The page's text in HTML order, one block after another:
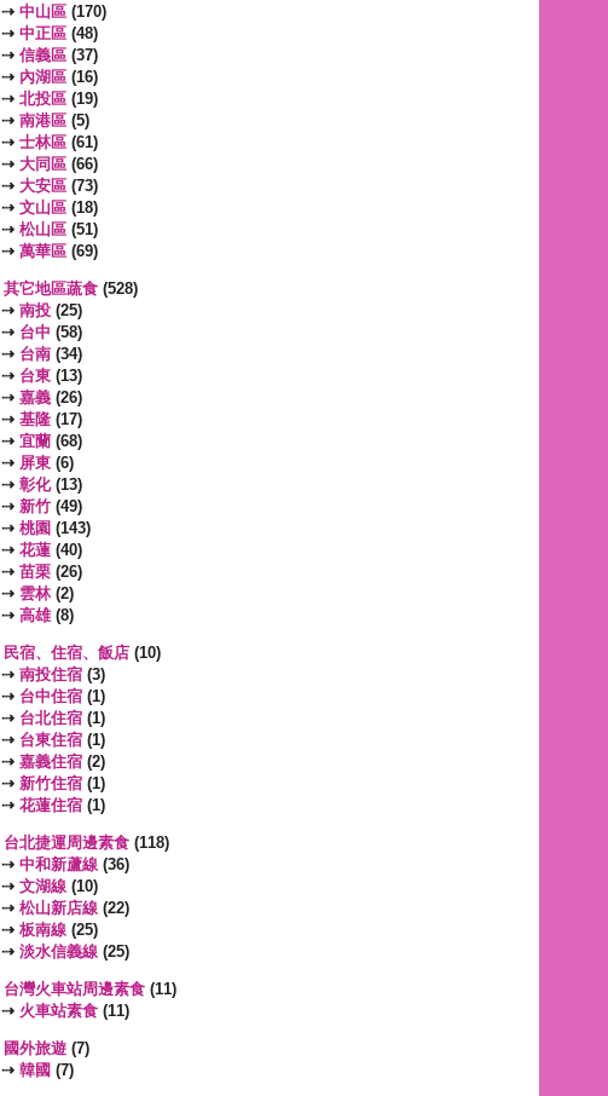
⇢ 中山區 (170)
⇢ 中正區 (48)
⇢ 信義區 (37)
⇢ 內湖區 (16)
⇢ 北投區 (19)
⇢ 南港區 (5)
⇢ 士林區 (61)
⇢ 大同區 (66)
⇢ 大安區 (73)
⇢ 文山區 (18)
⇢ 松山區 (51)
⇢ 萬華區 (69)
其它地區蔬食 (528)
⇢ 南投 (25)
⇢ 台中 (58)
⇢ 台南 (34)
⇢ 台東 (13)
⇢ 嘉義 (26)
⇢ 基隆 (17)
⇢ 宜蘭 (68)
⇢ 屏東 (6)
⇢ 彰化(13)
⇢ 新竹 (49)
⇢ 桃園 (143)
⇢ 花蓮 (40)
⇢ 苗栗 (26)
⇢ 雲林(2)
⇢ 高雄(8)
民宿、住宿、飯店 (10)
⇢ 南投住宿 (3)
⇢ 台中住宿 (1)
⇢ 台北住宿 (1)
⇢ 台東住宿 (1)
⇢ 嘉義住宿 (2)
⇢ 新竹住宿 (1)
⇢ 花蓮住宿 (1)
台北捷運周邊素食 (118)
⇢ 中和新蘆線 (36)
⇢ 文湖線 (10)
⇢ 松山新店線 (22)
⇢ 板南線 (25)
⇢ 淡水信義線 (25)
台灣火車站周邊素食 (11)
⇢ 火車站素食 (11)
國外旅遊 (7)
⇢ 韓國 (7)